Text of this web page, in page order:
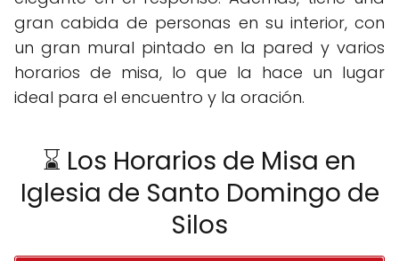
gran cabida de personas en su interior, con
un gran mural pintado en la pared y varios
horarios de misa, lo que la hace un lugar
ideal para el encuentro y la oración.
⌛ Los Horarios de Misa en
Iglesia de Santo Domingo de
Silos